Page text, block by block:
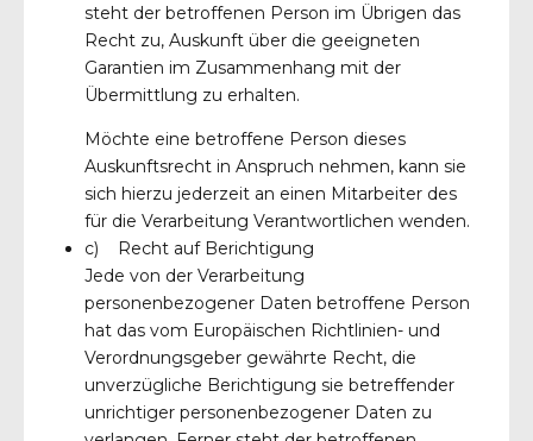
steht der betroffenen Person im Übrigen das
Recht zu, Auskunft über die geeigneten
Garantien im Zusammenhang mit der
Übermittlung zu erhalten.
Möchte eine betroffene Person dieses
Auskunftsrecht in Anspruch nehmen, kann sie
sich hierzu jederzeit an einen Mitarbeiter des
für die Verarbeitung Verantwortlichen wenden.
c) Recht auf Berichtigung
Jede von der Verarbeitung
personenbezogener Daten betroffene Person
hat das vom Europäischen Richtlinien- und
Verordnungsgeber gewährte Recht, die
unverzügliche Berichtigung sie betreffender
unrichtiger personenbezogener Daten zu